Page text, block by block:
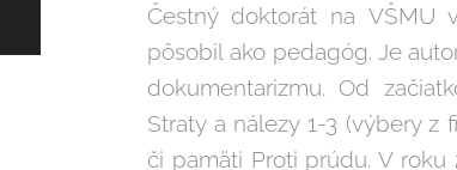
Čestný doktorát na VŠMU
pôsobil ako pedagóg. Je
dokumentarizmu. Od
Straty a nálezy 1-3 (výbery z
či pamäti Proti prúdu. V